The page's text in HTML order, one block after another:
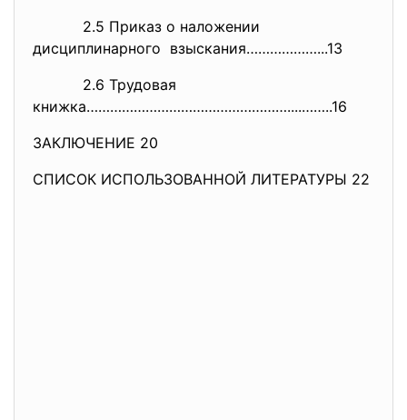
2.5 Приказ о наложении
дисциплинарного взыскания………………...13
2.6 Трудовая
книжка……………………………………………....……..16
ЗАКЛЮЧЕНИЕ 20
СПИСОК ИСПОЛЬЗОВАННОЙ ЛИТЕРАТУРЫ 22